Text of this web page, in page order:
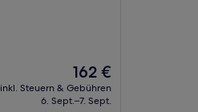
Der
Preis
beträgt
162 €
inkl. Steuern & Gebühren
6. Sept.–7. Sept.